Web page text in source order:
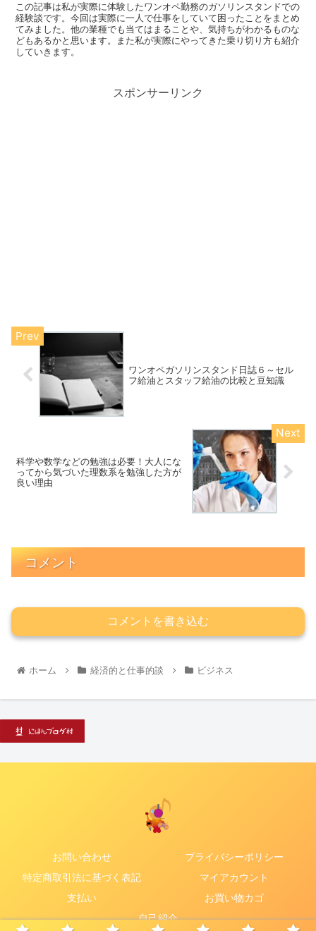
この記事は私が実際に体験したワンオペ勤務のガソリンスタンドでの
経験談です。今回は実際に一人で仕事をしていて困ったことをまとめ
てみました。他の業種でも当てはまることや、気持ちがわかるものな
どもあるかと思います。また私が実際にやってきた乗り切り方も紹介
していきます。
スポンサーリンク
ワンオペガソリンスタンド日誌６～セル
フ給油とスタッフ給油の比較と豆知識
科学や数学などの勉強は必要！大人にな
ってから気づいた理数系を勉強した方が
良い理由
コメント
コメントを書き込む
ホーム 経済的と仕事的談 ビジネス
お問い合わせ
プライバシーポリシー
特定商取引法に基づく表記
マイアカウント
支払い
お買い物カゴ
自己紹介